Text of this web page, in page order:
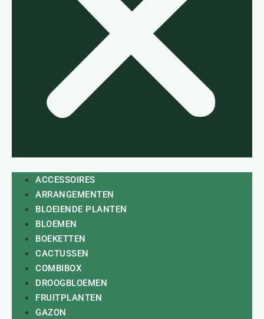
ACCESSOIRES
ARRANGEMENTEN
BLOEIENDE PLANTEN
BLOEMEN
BOEKETTEN
CACTUSSEN
COMBIBOX
DROOGBLOEMEN
FRUITPLANTEN
GAZON